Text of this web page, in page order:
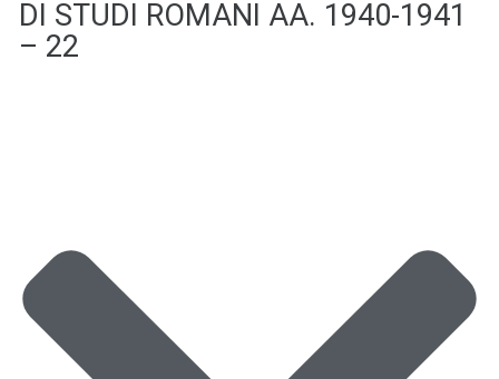
DI STUDI ROMANI AA. 1940-1941
– 22